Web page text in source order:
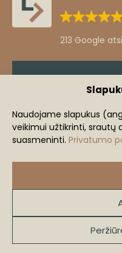
Naudojame slapukus
veikimui užtikrinti, srautų
suasmeninti. Privatumo
Žingsnis
2026 lastauskas.lt
213 Google
Klientų